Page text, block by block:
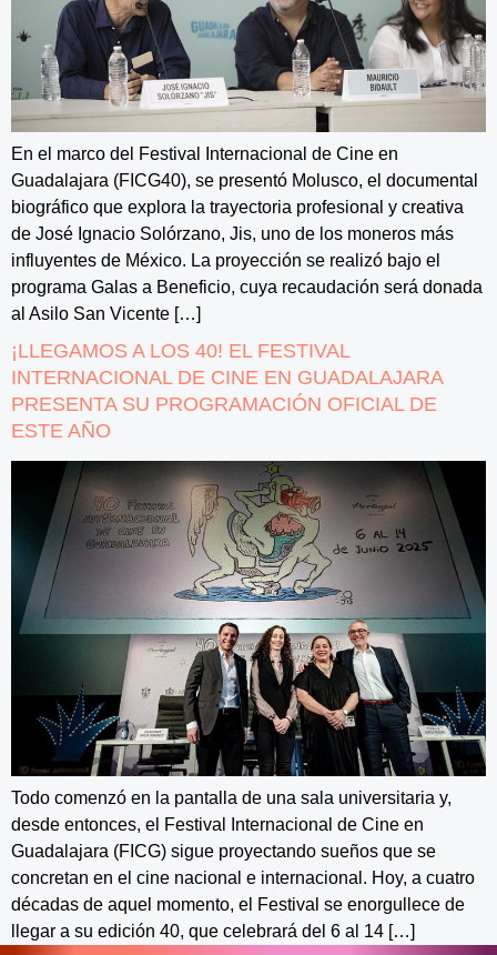
En el marco del Festival Internacional de Cine en
Guadalajara (FICG40), se presentó Molusco, el documental
biográfico que explora la trayectoria profesional y creativa
de José Ignacio Solórzano, Jis, uno de los moneros más
influyentes de México. La proyección se realizó bajo el
programa Galas a Beneficio, cuya recaudación será donada
al Asilo San Vicente […]
¡LLEGAMOS A LOS 40! EL FESTIVAL
INTERNACIONAL DE CINE EN GUADALAJARA
PRESENTA SU PROGRAMACIÓN OFICIAL DE
ESTE AÑO
Todo comenzó en la pantalla de una sala universitaria y,
desde entonces, el Festival Internacional de Cine en
Guadalajara (FICG) sigue proyectando sueños que se
concretan en el cine nacional e internacional. Hoy, a cuatro
décadas de aquel momento, el Festival se enorgullece de
llegar a su edición 40, que celebrará del 6 al 14 […]